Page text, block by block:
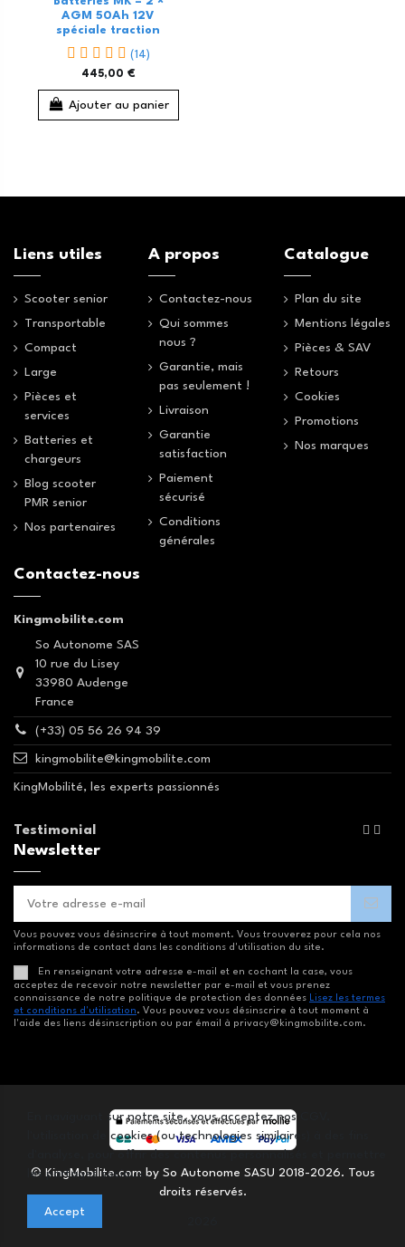
AGM 50Ah 12V
spéciale traction
(14)
445,00 €
Ajouter au panier
Liens utiles
Scooter senior
Transportable
Compact
Large
Pièces et
services
Batteries et
chargeurs
Blog scooter
PMR senior
Nos partenaires
A propos
Contactez-nous
Qui sommes
nous ?
Garantie, mais
pas seulement !
Livraison
Garantie
satisfaction
Paiement
sécurisé
Conditions
générales
Catalogue
Plan du site
Mentions légales
Pièces & SAV
Retours
Cookies
Promotions
Nos marques
Contactez-nous
Kingmobilite.com
So Autonome SAS
10 rue du Lisey
33980 Audenge
France
(+33) 05 56 26 94 39
kingmobilite@kingmobilite.com
KingMobilité, les experts passionnés
Testimonial  
Newsletter
Vous pouvez vous désinscrire à tout moment. Vous trouverez pour cela nos
informations de contact dans les conditions d'utilisation du site.
En renseignant votre adresse e-mail et en cochant la case, vous
acceptez de recevoir notre newsletter par e-mail et vous prenez
connaissance de notre politique de protection des données Lisez les termes
et conditions d'utilisation. Vous pouvez vous désinscrire à tout moment à
l'aide des liens désinscription ou par émail à privacy@kingmobilite.com.
© KingMobilite.com by So Autonome SASU 2018-2026. Tous
droits réservés.
En naviguant sur notre site, vous acceptez nos CGV,
l'utilisation de cookies (ou technologies similaires) à des fins
les partages sociaux.
Accept